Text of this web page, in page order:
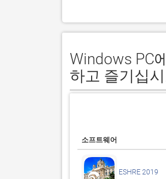
Windows PC
하고 즐기십
소프트웨어
ESHRE 2019